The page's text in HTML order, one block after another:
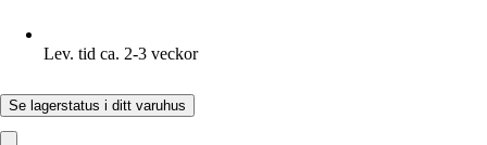
Lev. tid ca. 2-3 veckor
Se lagerstatus i ditt varuhus